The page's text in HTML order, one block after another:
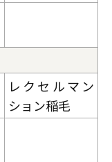
レクセルマン
ション稲毛